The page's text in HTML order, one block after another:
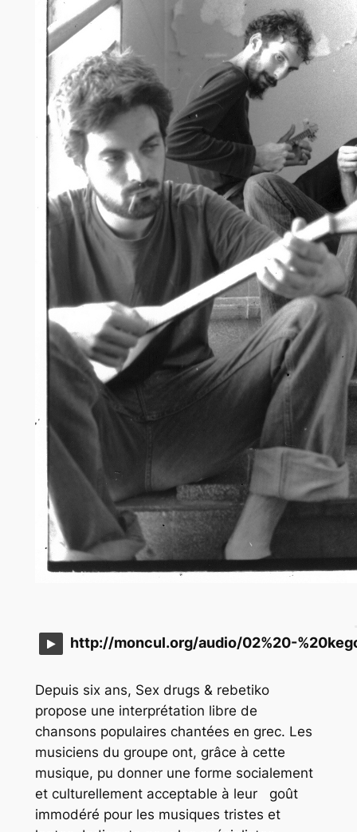
http://moncul.org/audio/02%20-
Depuis six ans, Sex drugs & rebetiko
propose une interprétation libre de
chansons populaires chantées en grec. Les
musiciens du groupe ont, grâce à cette
musique, pu donner une forme socialement
et culturellement acceptable à leur goût
immodéré pour les musiques tristes et